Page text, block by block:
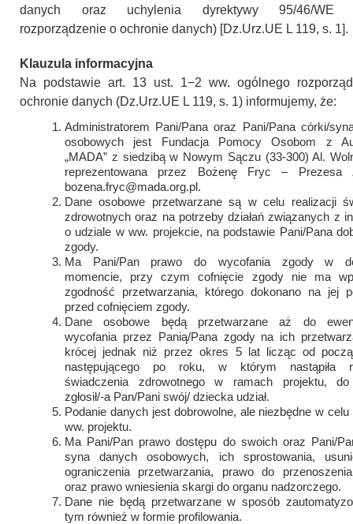
danych oraz uchylenia dyrektywy 95/46/WE
rozporządzenie o ochronie danych) [Dz.Urz.UE L 119, s. 1].
Klauzula informacyjna
Na podstawie art. 13 ust. 1−2 ww. ogólnego
ochronie danych (Dz.Urz.UE L 119, s. 1) informujemy, że:
Administratorem Pani/Pana oraz Pani/Pana córki/
osobowych jest Fundacja Pomocy Osobom z
„MADA” z siedzibą w Nowym Sączu (33-300) Al.
reprezentowana przez Bożenę Fryc – Prezesa
bozena.fryc@mada.org.pl.
Dane osobowe przetwarzane są w celu realizacji
zdrowotnych oraz na potrzeby działań związanych z
o udziale w ww. projekcie, na podstawie Pani/Pana
zgody.
Ma Pani/Pan prawo do wycofania zgody w
momencie, przy czym cofnięcie zgody nie ma
zgodność przetwarzania, którego dokonano na jej
przed cofnięciem zgody.
Dane osobowe będą przetwarzane aż do
wycofania przez Panią/Pana zgody na ich
krócej jednak niż przez okres 5 lat licząc od
następującego po roku, w którym nastąpiła
świadczenia zdrowotnego w ramach projektu,
zgłosił/-a Pan/Pani swój/ dziecka udział.
Podanie danych jest dobrowolne, ale niezbędne w celu
ww. projektu.
Ma Pani/Pan prawo dostępu do swoich oraz Pani/
syna danych osobowych, ich sprostowania,
ograniczenia przetwarzania, prawo do
oraz prawo wniesienia skargi do organu nadzorczego.
Dane nie będą przetwarzane w sposób
tym również w formie profilowania.